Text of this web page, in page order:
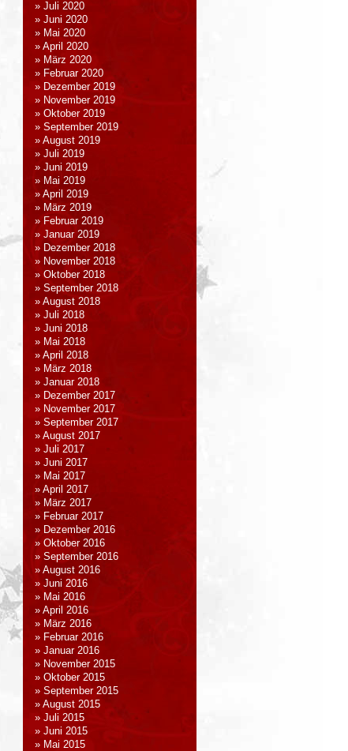
Juli 2020
Juni 2020
Mai 2020
April 2020
März 2020
Februar 2020
Dezember 2019
November 2019
Oktober 2019
September 2019
August 2019
Juli 2019
Juni 2019
Mai 2019
April 2019
März 2019
Februar 2019
Januar 2019
Dezember 2018
November 2018
Oktober 2018
September 2018
August 2018
Juli 2018
Juni 2018
Mai 2018
April 2018
März 2018
Januar 2018
Dezember 2017
November 2017
September 2017
August 2017
Juli 2017
Juni 2017
Mai 2017
April 2017
März 2017
Februar 2017
Dezember 2016
Oktober 2016
September 2016
August 2016
Juni 2016
Mai 2016
April 2016
März 2016
Februar 2016
Januar 2016
November 2015
Oktober 2015
September 2015
August 2015
Juli 2015
Juni 2015
Mai 2015